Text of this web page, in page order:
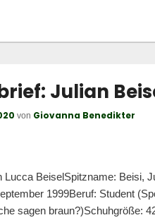
Julian
von Giovanna Benedikter
Lucca BeiselSpitzname: Beisi,
1999Beruf: Student
sagen braun?)Schuhgröße: